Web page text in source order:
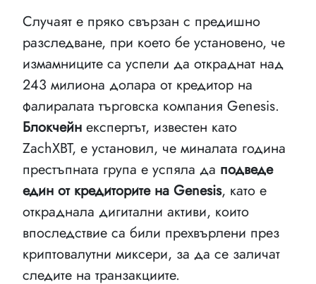
Случаят е пряко свързан с предишно
разследване, при което бе установено, че
измамниците са успели да откраднат над
243 милиона долара от кредитор на
фалиралата търговска компания Genesis.
Блокчейн експертът, известен като
ZachXBT, е установил, че миналата година
престъпната група е успяла да подведе
един от кредиторите на Genesis, като е
откраднала дигитални активи, които
впоследствие са били прехвърлени през
криптовалутни миксери, за да се заличат
следите на транзакциите.